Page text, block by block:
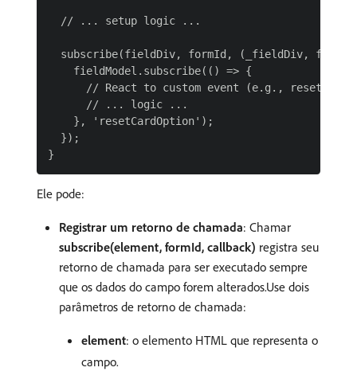
  // ... setup logic ...
subscribe(fieldDiv, formId, (_fieldDiv,
    fieldModel.subscribe(() => {
// React to custom event (e.g.,
      // ... logic ...
    }, 'resetCardOption');
  });
Ele pode:
Registrar um retorno de chamada: Chamar
subscribe(element, formId, callback) registra seu
retorno de chamada para ser executado sempre
que os dados do campo forem alterados.Use dois
parâmetros de retorno de chamada:
element: o elemento HTML que representa o
campo.